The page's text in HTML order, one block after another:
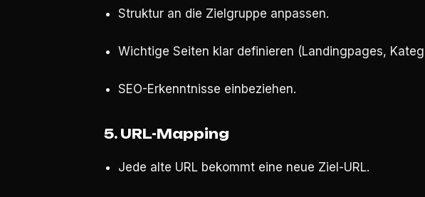
Struktur an die Zielgruppe anpassen.
Wichtige Seiten klar definieren (Landingpages,
SEO-Erkenntnisse einbeziehen.
5. URL-Mapping
Jede alte URL bekommt eine neue Ziel-URL.